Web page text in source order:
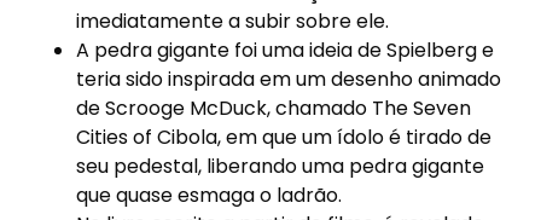
imediatamente a subir sobre ele.
A pedra gigante foi uma ideia de Spielberg e
teria sido inspirada em um desenho animado
de Scrooge McDuck, chamado The Seven
Cities of Cibola, em que um ídolo é tirado de
seu pedestal, liberando uma pedra gigante
que quase esmaga o ladrão.